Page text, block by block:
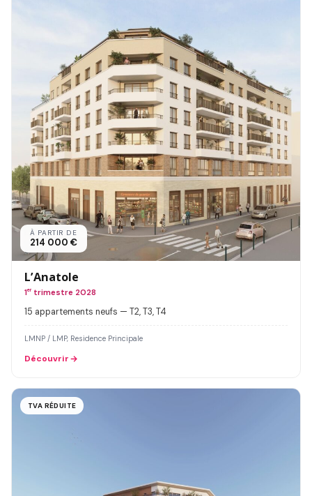
À PARTIR DE
214 000 €
L’Anatole
1ertrimestre 2028
15 appartements neufs — T2, T3, T4
LMNP / LMP, Residence Principale
Découvrir
TVA RÉDUITE